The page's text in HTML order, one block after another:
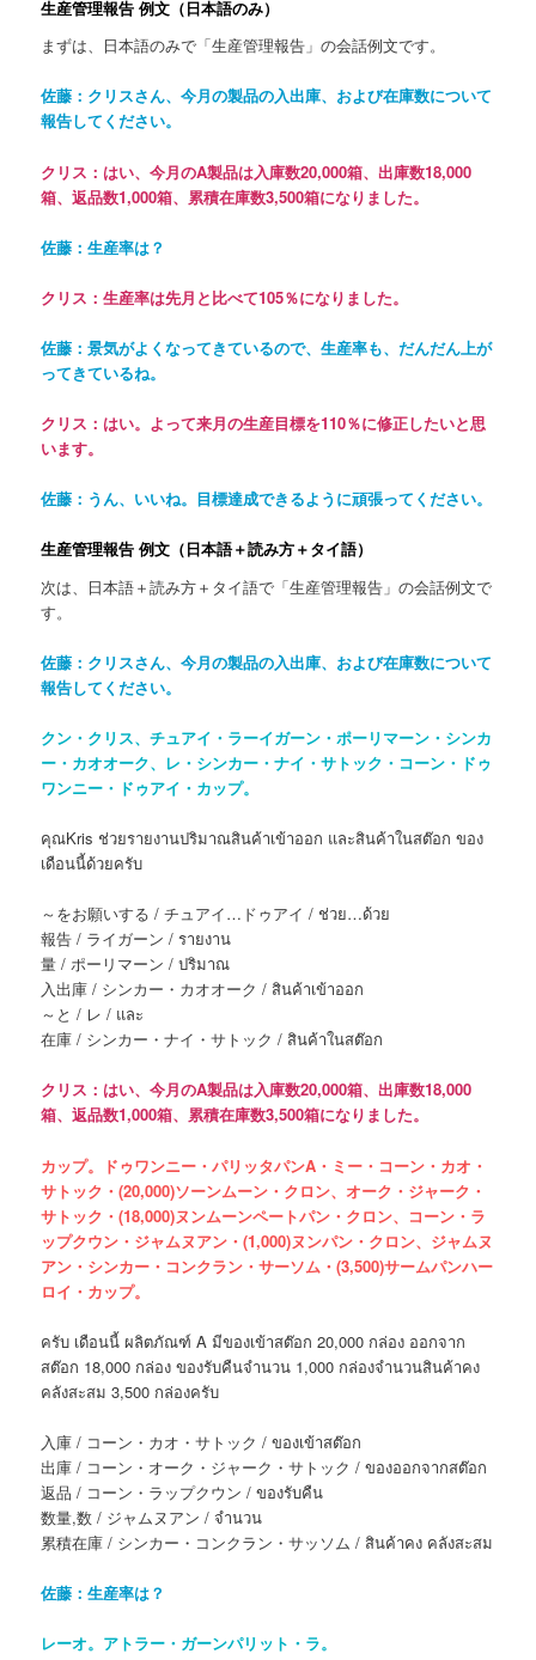
生産管理報告 例文（日本語のみ）
まずは、日本語のみで「生産管理報告」の会話例文です。
佐藤：クリスさん、今月の製品の入出庫、および在庫数について
報告してください。
クリス：はい、今月のA製品は入庫数20,000箱、出庫数18,000
箱、返品数1,000箱、累積在庫数3,500箱になりました。
佐藤：生産率は？
クリス：生産率は先月と比べて105％になりました。
佐藤：景気がよくなってきているので、生産率も、だんだん上が
ってきているね。
クリス：はい。よって来月の生産目標を110％に修正したいと思
います。
佐藤：うん、いいね。目標達成できるように頑張ってください。
生産管理報告 例文 （日本語＋読み方＋タイ語）
次は、日本語＋読み方＋タイ語で「生産管理報告」の会話例文で
す。
佐藤：クリスさん、今月の製品の入出庫、および在庫数について
報告してください。
クン・クリス、チュアイ・ラーイガーン・ポーリマーン・シンカ
ー・カオオーク、レ・シンカー・ナイ・サトック・コーン・ドゥ
ワンニー・ドゥアイ・カップ。
คุณKris ช่วยรายงานปริมาณสินค้าเข้าออก และสินค้าในสต๊อก ของ
เดือนนี้ด้วยครับ
～をお願いする / チュアイ…ドゥアイ / ช่วย…ด้วย
報告 / ライガーン / รายงาน
量 / ポーリマーン / ปริมาณ
入出庫 / シンカー・カオオーク / สินค้าเข้าออก
～と / レ / และ
在庫 / シンカー・ナイ・サトック / สินค้าในสต๊อก
クリス：はい、今月のA製品は入庫数20,000箱、出庫数18,000
箱、返品数1,000箱、累積在庫数3,500箱になりました。
カップ。ドゥワンニー・パリッタパンA・ミー・コーン・カオ・
サトック・(20,000)ソーンムーン・クロン、オーク・ジャーク・
サトック・(18,000)ヌンムーンペートパン・クロン、コーン・ラ
ップクウン・ジャムヌアン・(1,000)ヌンパン・クロン、ジャムヌ
アン・シンカー・コンクラン・サーソム・(3,500)サームパンハー
ロイ・カップ。
ครับ เดือนนี้ ผลิตภัณฑ์ A มีของเข้าสต๊อก 20,000 กล่อง ออกจาก
สต๊อก 18,000 กล่อง ของรับคืนจำนวน 1,000 กล่องจำนวนสินค้าคง
คลังสะสม 3,500 กล่องครับ
入庫 / コーン・カオ・サトック / ของเข้าสต๊อก
出庫 / コーン・オーク・ジャーク・サトック / ของออกจากสต๊อก
返品 / コーン・ラップクウン / ของรับคืน
数量,数 / ジャムヌアン / จำนวน
累積在庫 / シンカー・コンクラン・サッソム / สินค้าคง คลังสะสม
佐藤：生産率は？
レーオ。アトラー・ガーンパリット・ラ。